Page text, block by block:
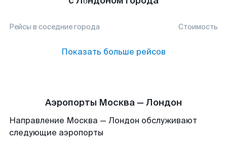
Рейсы в соседние города Стоимость
Показать больше рейсов
Аэропорты Москва — Лондон
Направление Москва — Лондон обслуживают
следующие аэропорты